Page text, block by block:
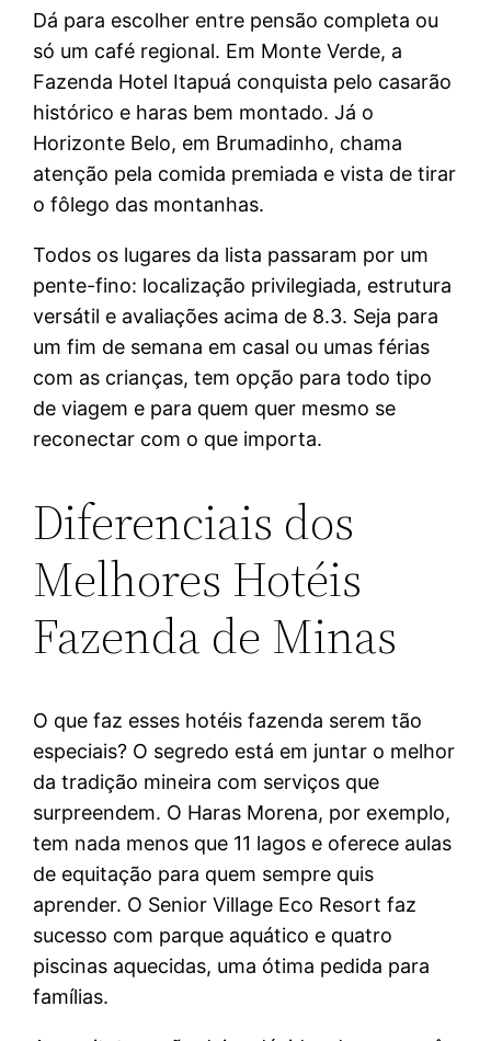
Dá para escolher entre pensão completa ou
só um café regional. Em Monte Verde, a
Fazenda Hotel Itapuá conquista pelo casarão
histórico e haras bem montado. Já o
Horizonte Belo, em Brumadinho, chama
atenção pela comida premiada e vista de tirar
o fôlego das montanhas.
Todos os lugares da lista passaram por um
pente-fino: localização privilegiada, estrutura
versátil e avaliações acima de 8.3. Seja para
um fim de semana em casal ou umas férias
com as crianças, tem opção para todo tipo
de viagem e para quem quer mesmo se
reconectar com o que importa.
Diferenciais dos
Melhores Hotéis
Fazenda de Minas
O que faz esses hotéis fazenda serem tão
especiais? O segredo está em juntar o melhor
da tradição mineira com serviços que
surpreendem. O Haras Morena, por exemplo,
tem nada menos que 11 lagos e oferece aulas
de equitação para quem sempre quis
aprender. O Senior Village Eco Resort faz
sucesso com parque aquático e quatro
piscinas aquecidas, uma ótima pedida para
famílias.